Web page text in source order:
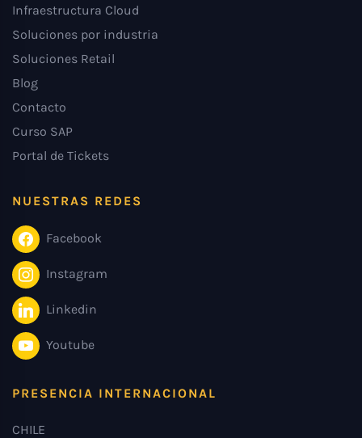
Infraestructura Cloud
Soluciones por industria
Soluciones Retail
Blog
Contacto
Curso SAP
Portal de Tickets
NUESTRAS REDES
Facebook
Instagram
Linkedin
Youtube
PRESENCIA INTERNACIONAL
CHILE